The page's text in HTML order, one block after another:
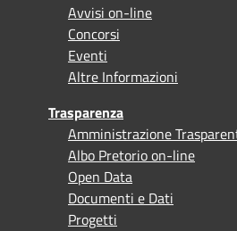
Avvisi on-line
Concorsi
Eventi
Altre Informazioni
Trasparenza
Amministrazione
Albo Pretorio on-line
Open Data
Documenti e Dati
Progetti